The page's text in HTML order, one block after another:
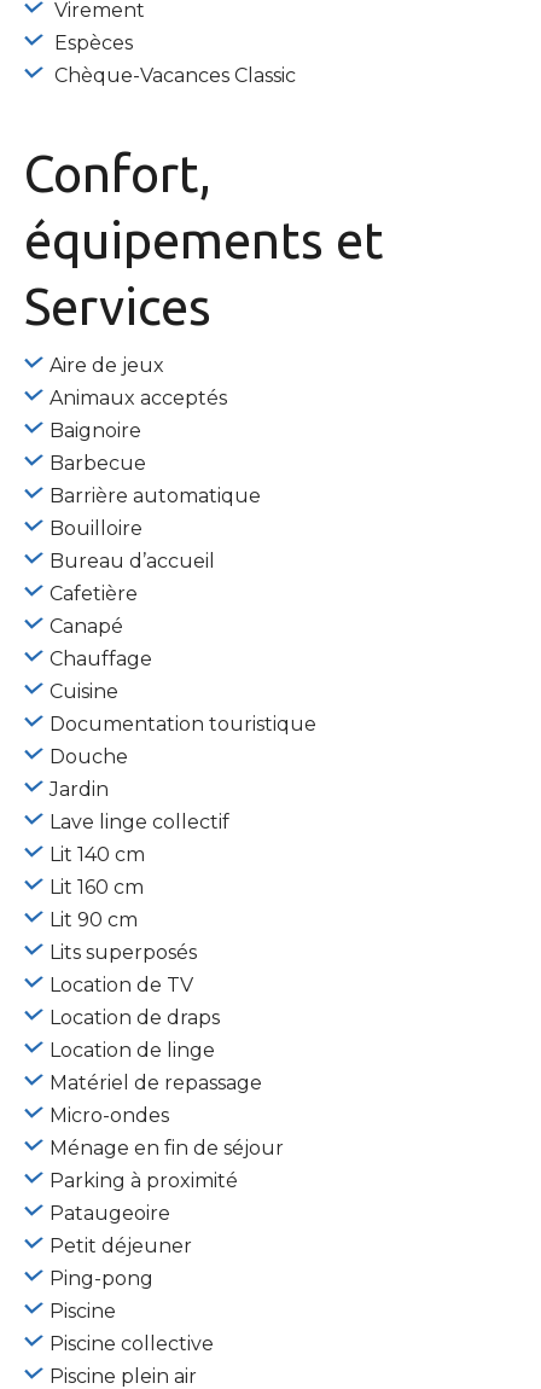
Virement
Espèces
Chèque-Vacances Classic
Confort,
équipements et
Services
Aire de jeux
Animaux acceptés
Baignoire
Barbecue
Barrière automatique
Bouilloire
Bureau d’accueil
Cafetière
Canapé
Chauffage
Cuisine
Documentation touristique
Douche
Jardin
Lave linge collectif
Lit 140 cm
Lit 160 cm
Lit 90 cm
Lits superposés
Location de TV
Location de draps
Location de linge
Matériel de repassage
Micro-ondes
Ménage en fin de séjour
Parking à proximité
Pataugeoire
Petit déjeuner
Ping-pong
Piscine
Piscine collective
Piscine plein air